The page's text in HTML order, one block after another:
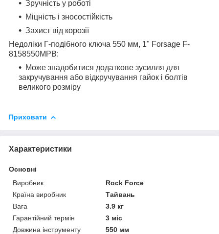
Зручність у роботі
Міцність і зносостійкість
Захист від корозії
Недоліки Г-подібного ключа 550 мм, 1" Forsage F-
8158550MPB:
Може знадобитися додаткове зусилля для
закручування або відкручування гайок і болтів
великого розміру
Приховати
Характеристики
Основні
Виробник
Rock Force
Країна виробник
Тайвань
Вага
3.9 кг
Гарантійний термін
3 міс
Довжина інструменту
550 мм